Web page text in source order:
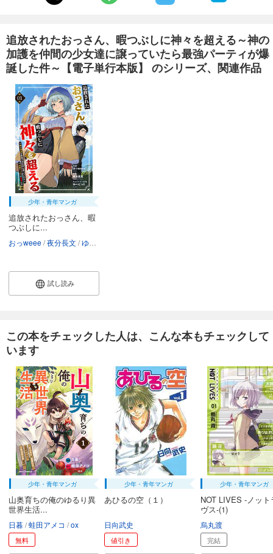
追放されたおっさん、暇つぶしに神々を超える～神の
加護を仲間の少女達に譲っていたら最強パーティが爆
誕した件～【電子単行本版】 のシリーズ、関連作品
少年・青年マンガ
追放されたおっさん、暇
つぶしに...
おっweee 夜分長文 ゆーにっと
試し読み
この本をチェックした人は、こんな本もチェックして
います
少年・青年マンガ
山奥育ちの俺のゆるり異
世界生活...
日暮 蛙田アメコ ox
無料
少年・青年マンガ
あひるの空（１）
日向武史
値引き
少年・青年マンガ
NOT LIVES -ノット
ヴス-(1)
烏丸渡
完結